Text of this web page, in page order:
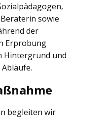
sowie
der
Erprobung
Hintergrund und
begleiten wir